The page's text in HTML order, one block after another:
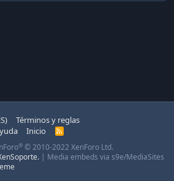
Términos y reglas
Inicio
R
S
® © 2010-2022 XenForo Ltd.
| Media embeds via s9e/MediaSites